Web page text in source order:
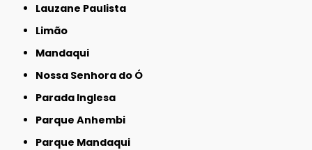
Lauzane Paulista
Limão
Mandaqui
Nossa Senhora do Ó
Parada Inglesa
Parque Anhembi
Parque Mandaqui